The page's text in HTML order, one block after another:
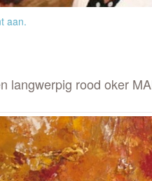
aan.
langwerpig rood oker